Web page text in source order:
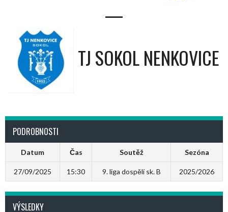
—
TJ SOKOL NENKOVICE
PODROBNOSTI
Datum Čas Soutěž Sezóna
27/09/2025 15:30 9. liga dospělí sk. B 2025/2026
VÝSLEDKY